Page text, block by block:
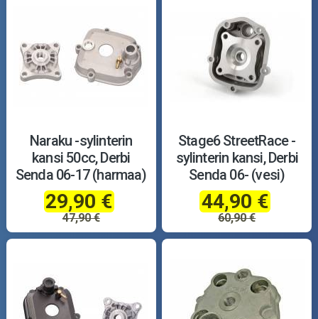
Naraku -sylinterin
kansi 50cc, Derbi
Senda 06-17 (harmaa)
29,90 €
47,90 €
Stage6 StreetRace -
sylinterin kansi, Derbi
Senda 06- (vesi)
44,90 €
60,90 €